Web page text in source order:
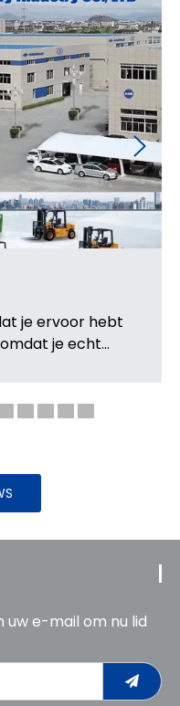
je ervoor hebt
je echt
inzicht in Huahe
bedrijfscultuur,
uw e-mail om nu lid